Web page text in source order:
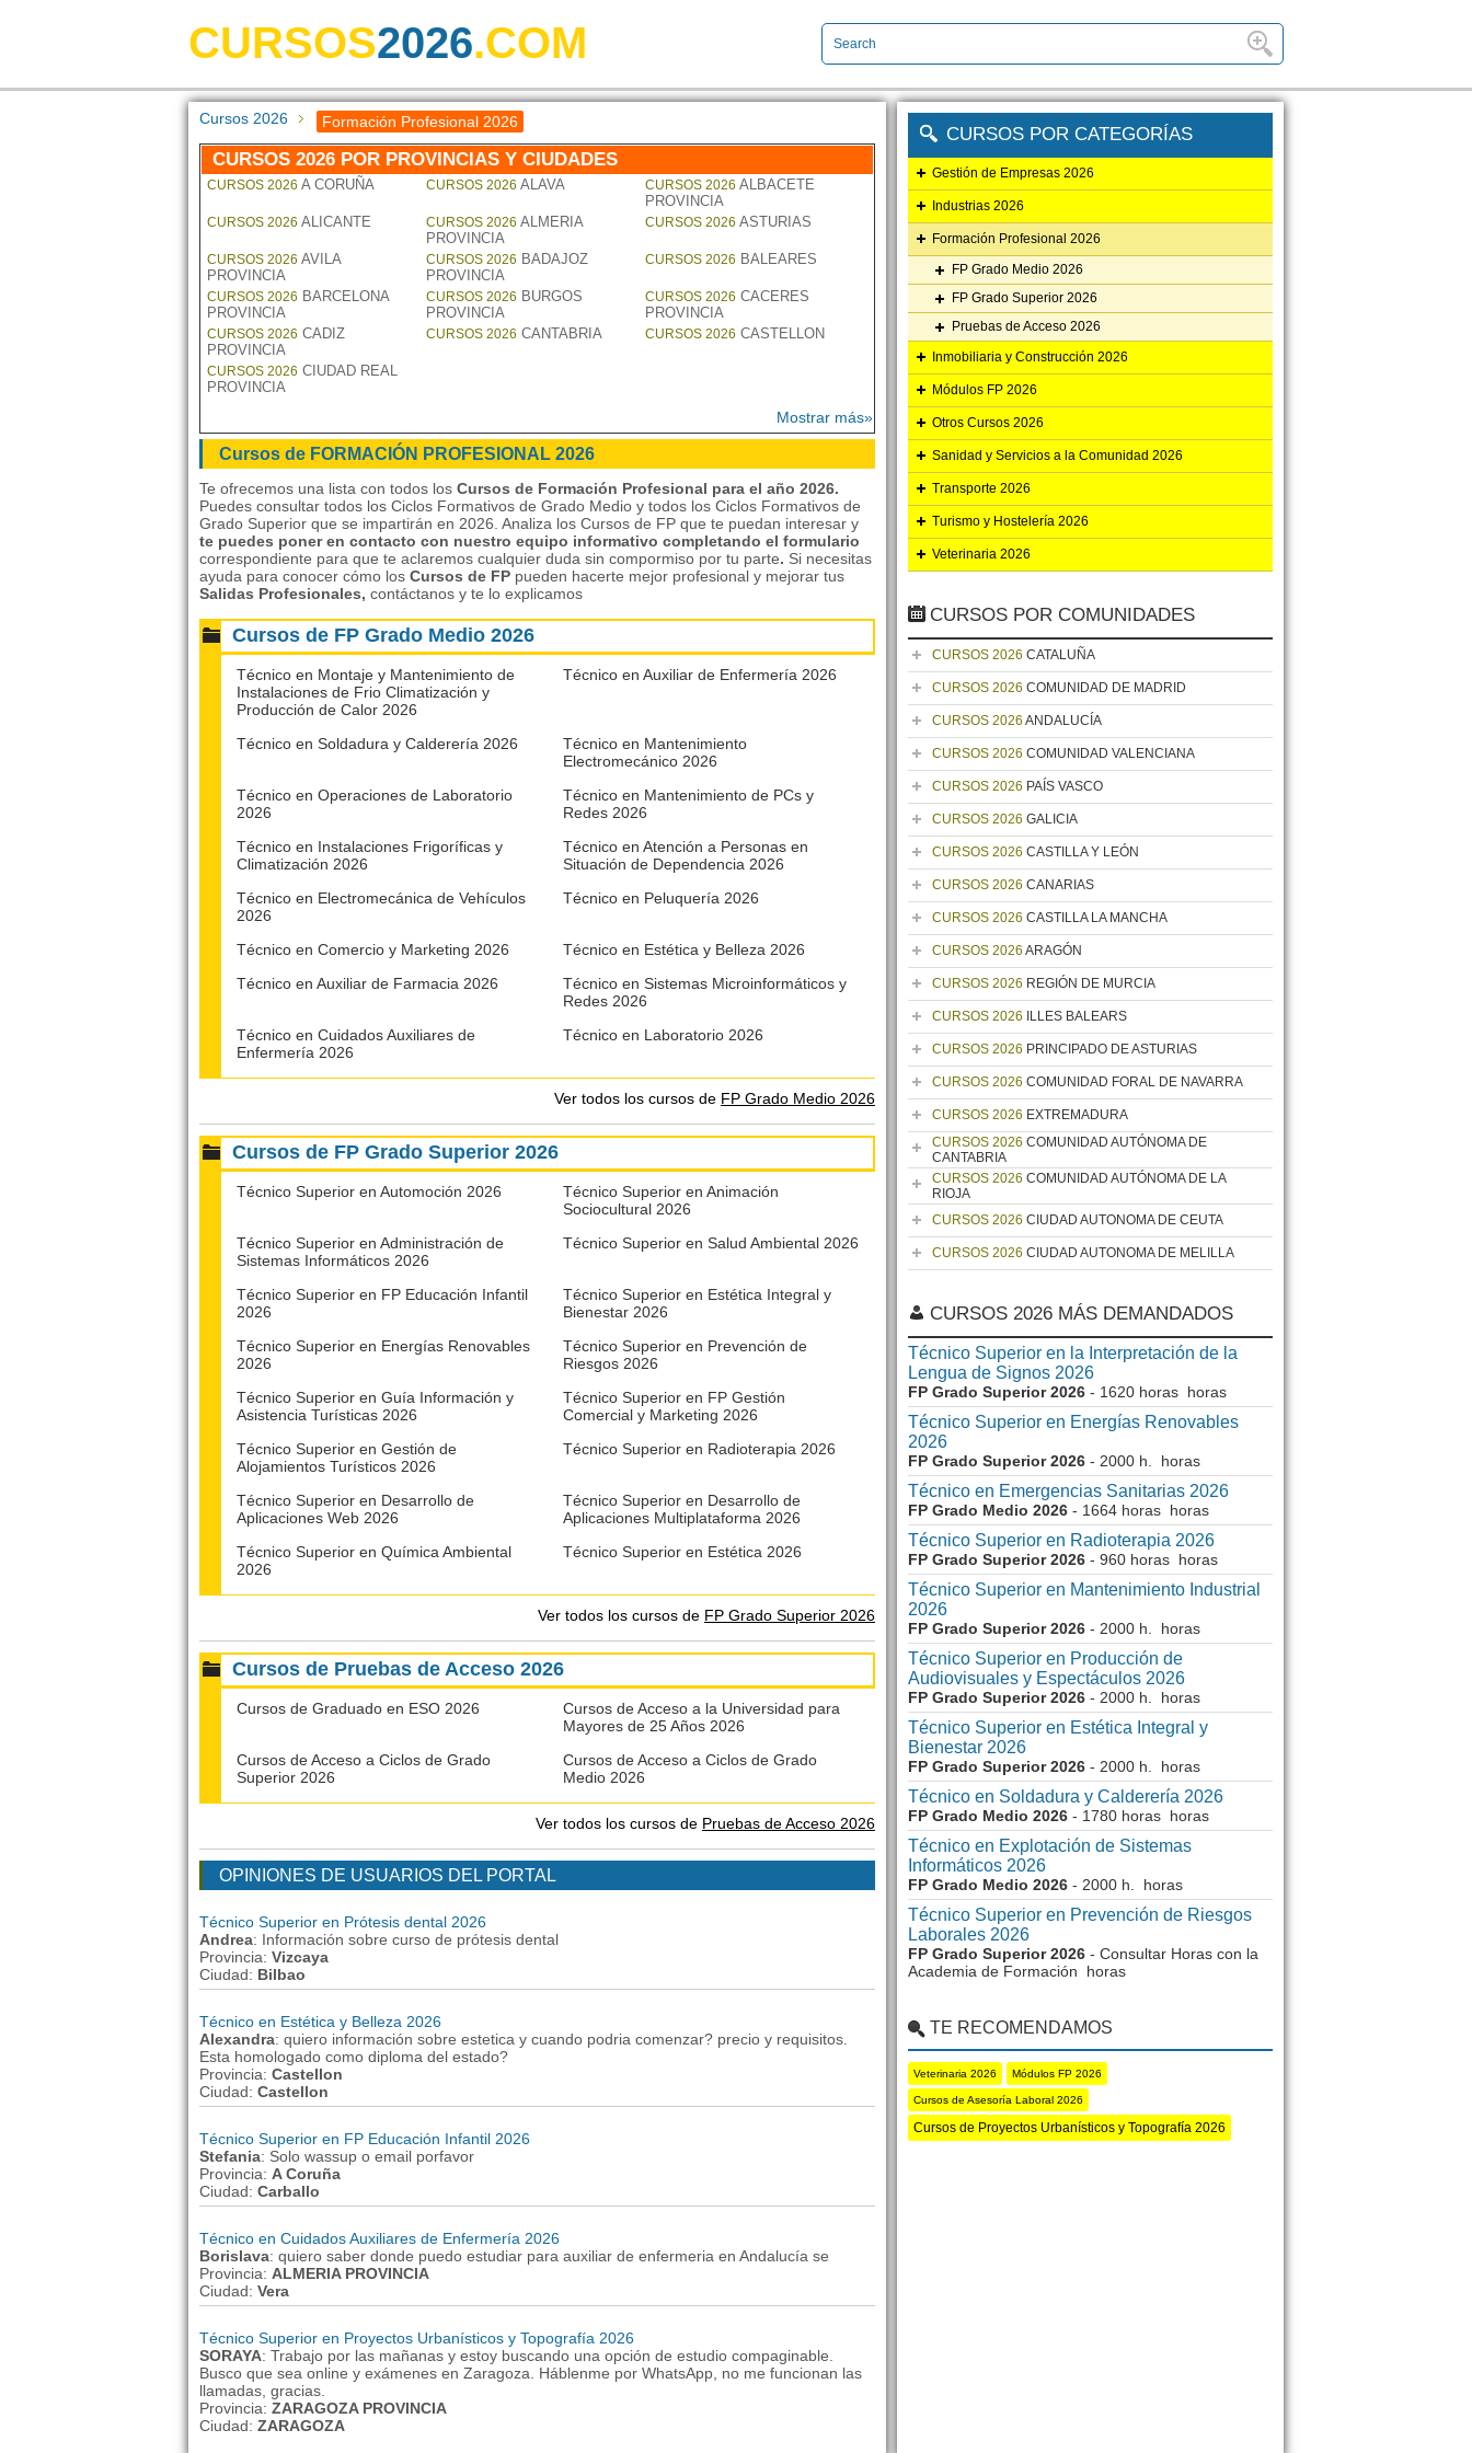
CURSOS2026.COM
Cursos 2026 Formación Profesional 2026
CURSOS 2026 POR PROVINCIAS Y CIUDADES
CURSOS 2026 A CORUÑA CURSOS 2026 ALAVA CURSOS 2026 ALBACETE
PROVINCIA
CURSOS 2026 ALICANTE CURSOS 2026 ALMERIA
PROVINCIA
CURSOS 2026 ASTURIAS
CURSOS 2026 AVILA
PROVINCIA
CURSOS 2026 BADAJOZ
PROVINCIA
CURSOS 2026 BALEARES
CURSOS 2026 BARCELONA
PROVINCIA
CURSOS 2026 BURGOS
PROVINCIA
CURSOS 2026 CACERES
PROVINCIA
CURSOS 2026 CADIZ
PROVINCIA
CURSOS 2026 CANTABRIA CURSOS 2026 CASTELLON
CURSOS 2026 CIUDAD REAL
PROVINCIA
Mostrar más»
Cursos de FORMACIÓN PROFESIONAL 2026
Te ofrecemos una lista con todos los Cursos de Formación Profesional para el año 2026.
Puedes consultar todos los Ciclos Formativos de Grado Medio y todos los Ciclos Formativos de
Grado Superior que se impartirán en 2026. Analiza los Cursos de FP que te puedan interesar y
te puedes poner en contacto con nuestro equipo informativo completando el formulario
correspondiente para que te aclaremos cualquier duda sin compormiso por tu parte. Si necesitas
ayuda para conocer cómo los Cursos de FP pueden hacerte mejor profesional y mejorar tus
Salidas Profesionales, contáctanos y te lo explicamos
Cursos de FP Grado Medio 2026
Técnico en Montaje y Mantenimiento de
Instalaciones de Frio Climatización y
Producción de Calor 2026
Técnico en Auxiliar de Enfermería 2026
Técnico en Soldadura y Calderería 2026
Técnico en Mantenimiento
Electromecánico 2026
Técnico en Operaciones de Laboratorio
2026
Técnico en Mantenimiento de PCs y
Redes 2026
Técnico en Instalaciones Frigoríficas y
Climatización 2026
Técnico en Atención a Personas en
Situación de Dependencia 2026
Técnico en Electromecánica de Vehículos
2026
Técnico en Peluquería 2026
Técnico en Comercio y Marketing 2026
Técnico en Estética y Belleza 2026
Técnico en Auxiliar de Farmacia 2026
Técnico en Sistemas Microinformáticos y
Redes 2026
Técnico en Cuidados Auxiliares de
Enfermería 2026
Técnico en Laboratorio 2026
Ver todos los cursos de FP Grado Medio 2026
Cursos de FP Grado Superior 2026
Técnico Superior en Automoción 2026
Técnico Superior en Animación
Sociocultural 2026
Técnico Superior en Administración de
Sistemas Informáticos 2026
Técnico Superior en Salud Ambiental 2026
Técnico Superior en FP Educación Infantil
2026
Técnico Superior en Estética Integral y
Bienestar 2026
Técnico Superior en Energías Renovables
2026
Técnico Superior en Prevención de
Riesgos 2026
Técnico Superior en Guía Información y
Asistencia Turísticas 2026
Técnico Superior en FP Gestión
Comercial y Marketing 2026
Técnico Superior en Gestión de
Alojamientos Turísticos 2026
Técnico Superior en Radioterapia 2026
Técnico Superior en Desarrollo de
Aplicaciones Web 2026
Técnico Superior en Desarrollo de
Aplicaciones Multiplataforma 2026
Técnico Superior en Química Ambiental
2026
Técnico Superior en Estética 2026
Ver todos los cursos de FP Grado Superior 2026
Cursos de Pruebas de Acceso 2026
Cursos de Graduado en ESO 2026
Cursos de Acceso a la Universidad para
Mayores de 25 Años 2026
Cursos de Acceso a Ciclos de Grado
Superior 2026
Cursos de Acceso a Ciclos de Grado
Medio 2026
Ver todos los cursos de Pruebas de Acceso 2026
OPINIONES DE USUARIOS DEL PORTAL
Técnico Superior en Prótesis dental 2026
Andrea: Información sobre curso de prótesis dental
Provincia: Vizcaya
Ciudad: Bilbao
Técnico en Estética y Belleza 2026
Alexandra: quiero información sobre estetica y cuando podria comenzar? precio y requisitos.
Esta homologado como diploma del estado?
Provincia: Castellon
Ciudad: Castellon
Técnico Superior en FP Educación Infantil 2026
Stefania: Solo wassup o email porfavor
Provincia: A Coruña
Ciudad: Carballo
Técnico en Cuidados Auxiliares de Enfermería 2026
Borislava: quiero saber donde puedo estudiar para auxiliar de enfermeria en Andalucía se
Provincia: ALMERIA PROVINCIA
Ciudad: Vera
Técnico Superior en Proyectos Urbanísticos y Topografía 2026
SORAYA: Trabajo por las mañanas y estoy buscando una opción de estudio compaginable.
Busco que sea online y exámenes en Zaragoza. Háblenme por WhatsApp, no me funcionan las
llamadas, gracias.
Provincia: ZARAGOZA PROVINCIA
Ciudad: ZARAGOZA
CURSOS POR CATEGORÍAS
Gestión de Empresas 2026
Industrias 2026
Formación Profesional 2026
FP Grado Medio 2026
FP Grado Superior 2026
Pruebas de Acceso 2026
Inmobiliaria y Construcción 2026
Módulos FP 2026
Otros Cursos 2026
Sanidad y Servicios a la Comunidad 2026
Transporte 2026
Turismo y Hostelería 2026
Veterinaria 2026
CURSOS POR COMUNIDADES
CURSOS 2026 CATALUÑA
CURSOS 2026 COMUNIDAD DE MADRID
CURSOS 2026 ANDALUCÍA
CURSOS 2026 COMUNIDAD VALENCIANA
CURSOS 2026 PAÍS VASCO
CURSOS 2026 GALICIA
CURSOS 2026 CASTILLA Y LEÓN
CURSOS 2026 CANARIAS
CURSOS 2026 CASTILLA LA MANCHA
CURSOS 2026 ARAGÓN
CURSOS 2026 REGIÓN DE MURCIA
CURSOS 2026 ILLES BALEARS
CURSOS 2026 PRINCIPADO DE ASTURIAS
CURSOS 2026 COMUNIDAD FORAL DE NAVARRA
CURSOS 2026 EXTREMADURA
CURSOS 2026 COMUNIDAD AUTÓNOMA DE
CANTABRIA
CURSOS 2026 COMUNIDAD AUTÓNOMA DE LA
RIOJA
CURSOS 2026 CIUDAD AUTONOMA DE CEUTA
CURSOS 2026 CIUDAD AUTONOMA DE MELILLA
CURSOS 2026 MÁS DEMANDADOS
Técnico Superior en la Interpretación de la
Lengua de Signos 2026
FP Grado Superior 2026 - 1620 horas horas
Técnico Superior en Energías Renovables
2026
FP Grado Superior 2026 - 2000 h. horas
Técnico en Emergencias Sanitarias 2026
FP Grado Medio 2026 - 1664 horas horas
Técnico Superior en Radioterapia 2026
FP Grado Superior 2026 - 960 horas horas
Técnico Superior en Mantenimiento Industrial
2026
FP Grado Superior 2026 - 2000 h. horas
Técnico Superior en Producción de
Audiovisuales y Espectáculos 2026
FP Grado Superior 2026 - 2000 h. horas
Técnico Superior en Estética Integral y
Bienestar 2026
FP Grado Superior 2026 - 2000 h. horas
Técnico en Soldadura y Calderería 2026
FP Grado Medio 2026 - 1780 horas horas
Técnico en Explotación de Sistemas
Informáticos 2026
FP Grado Medio 2026 - 2000 h. horas
Técnico Superior en Prevención de Riesgos
Laborales 2026
FP Grado Superior 2026 - Consultar Horas con la
Academia de Formación horas
TE RECOMENDAMOS
Veterinaria 2026 Módulos FP 2026
Cursos de Asesoría Laboral 2026
Cursos de Proyectos Urbanísticos y Topografía 2026